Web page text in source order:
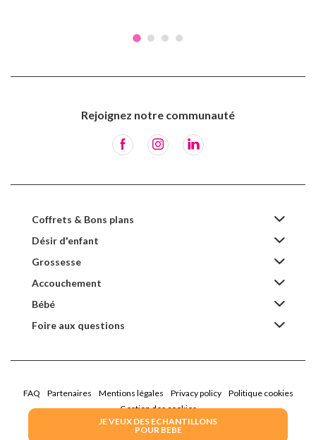
JE VEUX DES ECHANTILLONS
POUR BEBE
Rejoignez notre communauté
Coffrets & Bons plans
Désir d'enfant
Grossesse
Accouchement
Bébé
Foire aux questions
FAQ Partenaires Mentions légales Privacy policy
Politique cookies
Gestion des cookies